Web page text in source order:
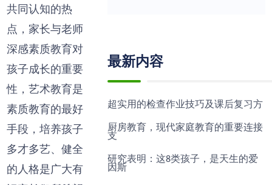
共同认知的热
点，家长与老师
深感素质教育对
孩子成长的重要
性，艺术教育是
素质教育的最好
手段，培养孩子
多才多艺、健全
的人格是广大有
最新内容
超实用的检查作业技巧及课后复习方
厨房教育，现代家庭教育的重要连接
支
研究表明：这8类孩子，是天生的爱
因斯